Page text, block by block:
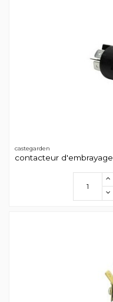
castegarden
contacteur d'embrayage